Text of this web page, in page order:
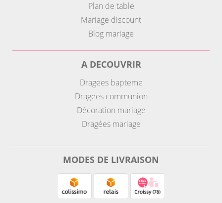
Plan de table
Mariage discount
Blog mariage
A DECOUVRIR
Dragees bapteme
Dragees communion
Décoration mariage
Dragées mariage
MODES DE LIVRAISON